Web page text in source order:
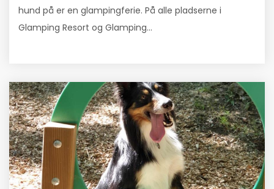
hund på er en glampingferie. På alle pladserne i
Glamping Resort og Glamping...